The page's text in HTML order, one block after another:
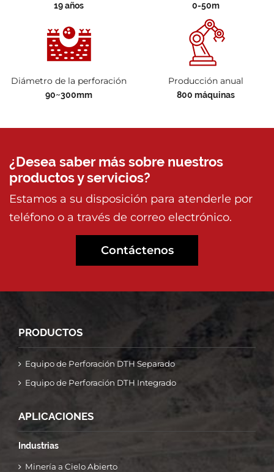
19 años 0-50m
Diámetro de la perforación
90~300mm
Producción anual
800 máquinas
¿Desea saber más sobre nuestros
productos y servicios?
Estamos a su disposición para atenderle por
teléfono o a través de correo electrónico.
Contáctenos
PRODUCTOS
Equipo de Perforación DTH Separado
Equipo de Perforación DTH Integrado
APLICACIONES
Industrias
Minería a Cielo Abierto